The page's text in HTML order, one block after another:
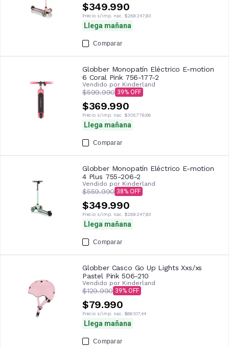
$349.990
Precio s/imp. nac. $289.247,93
Llega mañana
Comparar
Globber Monopatín Eléctrico E-motion
6 Coral Pink 756-177-2
Vendido por Kinderland
$599.990 39
$369.990
Precio s/imp. nac. $305.776,86
Llega mañana
Comparar
Globber Monopatín Eléctrico E-motion
4 Plus 755-206-2
Vendido por Kinderland
$559.990 38
$349.990
Precio s/imp. nac. $289.247,93
Llega mañana
Comparar
Globber Casco Go Up Lights Xxs/xs
Pastel Pink 506-210
Vendido por Kinderland
$129.990 39
$79.990
Precio s/imp. nac. $66.107,44
Llega mañana
Comparar